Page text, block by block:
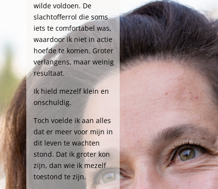
wilde voldoen. De
slachtofferrol die soms
iets te comfortabel was,
waardoor ik niet in actie
hoefde te komen. Groter
verlangens, maar weinig
resultaat.
Ik hield mezelf klein en
onschuldig.
Toch voelde ik aan alles
dat er meer voor mijn in
dit leven te wachten
stond. Dat ik groter kon
zijn, dan wie ik mezelf
toestond te zijn.